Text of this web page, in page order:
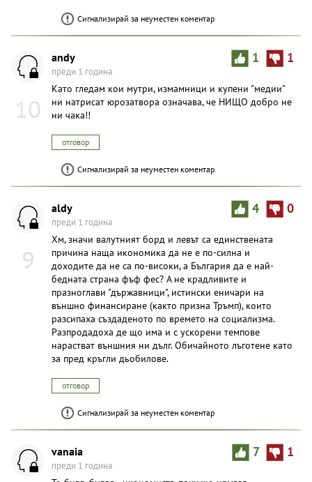
Сигнализирай за неуместен коментар
10
1 1
andy
преди 1 година
Като гледам кои мутри, измамници и купени "медии"
ни натрисат юрозатвора означава, че НИЩО добро не
ни чака!!
отговор
Сигнализирай за неуместен коментар
9
4 0
aldy
преди 1 година
Хм, значи валутният борд и левът са единствената
причина наща икономика да не е по-силна и
доходите да не са по-високи, а България да е най-
бедната страна фъф фес? А не крадливите и
празноглави "държавници", истински еничари на
външно финансиране (както призна Тръмп), които
разсипаха създаденото по времето на социализма.
Разпродадоха де що има и с ускорени темпове
нарастват външния ни дълг. Обичайното лъготене като
за пред кръгли дьобилове.
отговор
Сигнализирай за неуместен коментар
7 1
vanaia
преди 1 година